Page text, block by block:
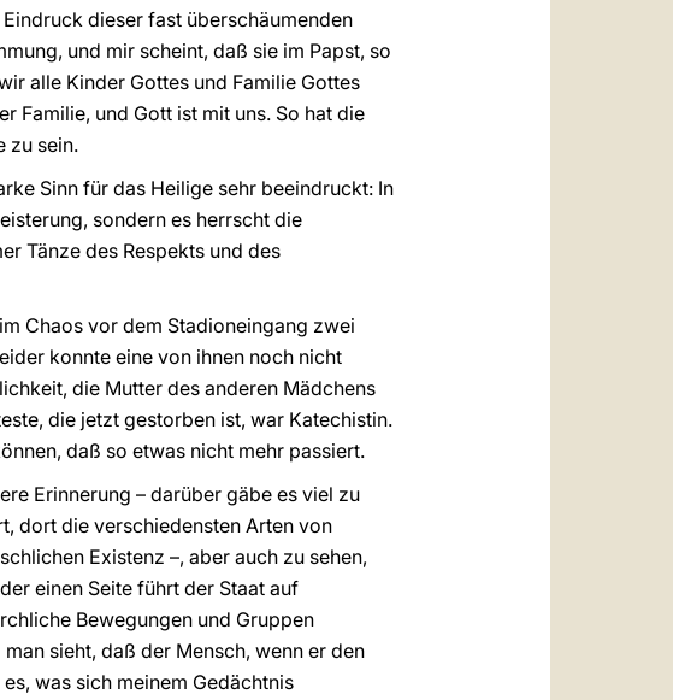
dieser fast überschäumenden
und mir scheint, daß sie im Papst, so
alle Kinder Gottes und Familie Gottes
Familie, und Gott ist mit uns. So hat die
zu sein.
Sinn für das Heilige sehr beeindruckt: In
sondern es herrscht die
Tänze des Respekts und des
Chaos vor dem Stadioneingang zwei
konnte eine von ihnen noch nicht
die Mutter des anderen Mädchens
die jetzt gestorben ist, war Katechistin.
daß so etwas nicht mehr passiert.
Erinnerung – darüber gäbe es viel zu
dort die verschiedensten Arten von
Existenz –, aber auch zu sehen,
einen Seite führt der Staat auf
Bewegungen und Gruppen
sieht, daß der Mensch, wenn er den
was sich meinem Gedächtnis